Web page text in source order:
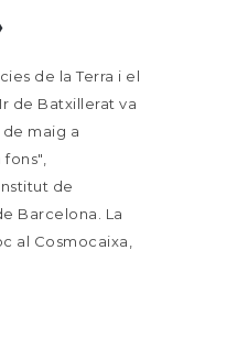
de la Terra i el
de Batxillerat va
de maig a
de
Barcelona. La
al Cosmocaixa,